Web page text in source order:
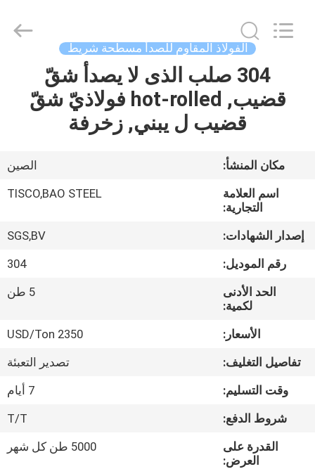
منزل،
بيت
معلومات
جولة
مراقبة
الجودة
اتصل
INDUSTRIAL
الفولاذ المقاوم للصدأ مسطحة شريط
304 صلب الذى لا يصدأ شقّ
قضيب, hot-rolled فولاذيّ شقّ
قضيب ل يبني, زخرفة
مكان المنشأ:
الصين
اسم العلامة
التجارية:
TISCO,BAO STEEL
إصدار الشهادات:
SGS,BV
رقم الموديل:
304
الحد الأدنى
لكمية:
5 طن
الأسعار:
2350 USD/Ton
تفاصيل التغليف:
تصدير التعبئة
وقت التسليم:
7 أيام
شروط الدفع:
T/T
القدرة على
العرض:
5000 طن كل شهر